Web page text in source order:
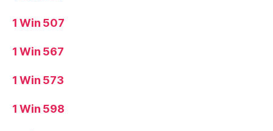
1 Win 507
1 Win 567
1 Win 573
1 Win 598